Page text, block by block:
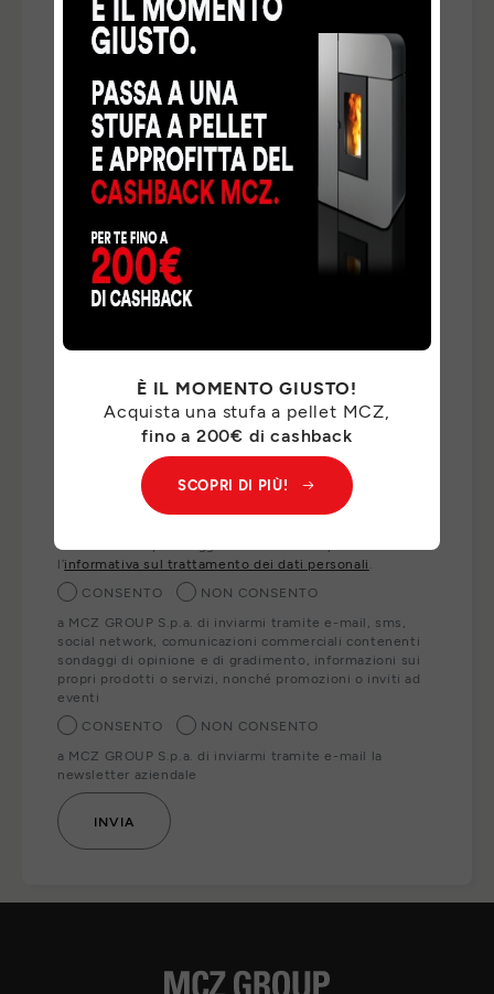
TELEFONO*
NAZIONE*
INDICA QUI DI CHE COSA HAI BISOGNO *
I Suoi dati personali saranno trattati da MCZ GROUP
consenso, per finalità di marketing. Per il riscontro delle
Sue richieste, potremo comunicare i Suoi dati personali
ai nostri partner locali che Le forniranno direttamente i
i Suoi diritti o per maggiori informazioni può consultare
l’informativa sul trattamento dei dati personali
CONSENTO
NON CONSENTO
a MCZ GROUP S.p.a. di inviarmi tramite e-mail, sms,
social network, comunicazioni commerciali contenenti
sondaggi di opinione e di gradimento, informazioni sui
propri prodotti o servizi, nonché promozioni o inviti ad
eventi
CONSENTO
NON CONSENTO
a MCZ GROUP S.p.a. di inviarmi tramite e-mail la
newsletter aziendale
È IL MOMENTO GIUSTO!
Acquista una stufa a pellet MCZ,
fino a 200€ di cashback
SCOPRI DI PIÙ!